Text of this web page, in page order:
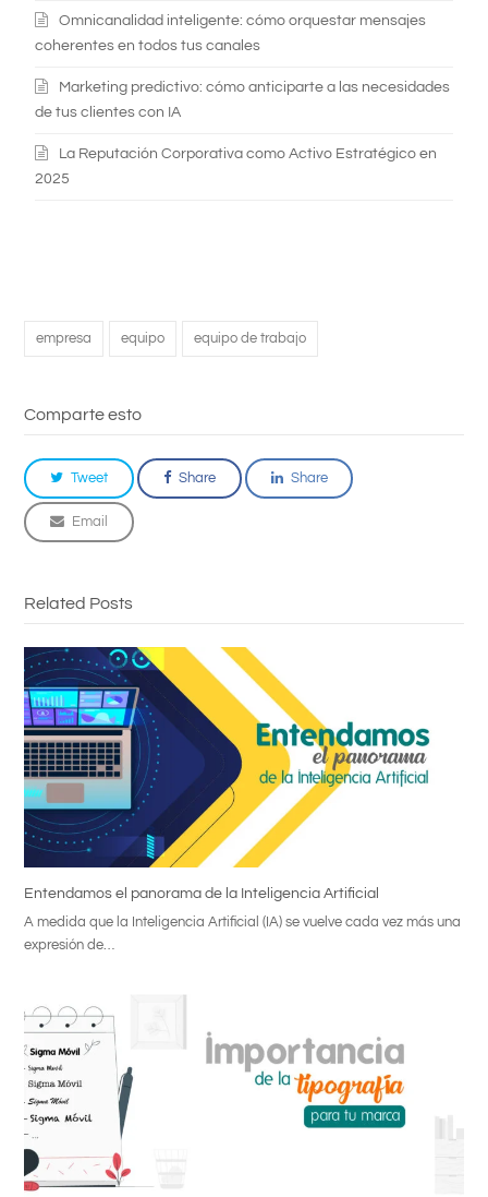
Omnicanalidad inteligente: cómo orquestar mensajes
coherentes en todos tus canales
Marketing predictivo: cómo anticiparte a las necesidades
de tus clientes con IA
La Reputación Corporativa como Activo Estratégico en
2025
empresa equipo equipo de trabajo
Comparte esto
Tweet Share Share
Email
Related Posts
Entendamos el panorama de la Inteligencia Artificial
A medida que la Inteligencia Artificial (IA) se vuelve cada vez más una
expresión de…